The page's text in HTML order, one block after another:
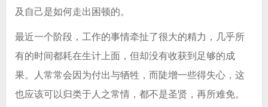
及自己是如何走出困顿的。
最近一个阶段，工作的事情牵扯了很大的精力，几乎所
有的时间都耗在生计上面，但却没有收获到足够的成
果。人常常会因为付出与牺牲，而陡增一些得失心，这
也应该可以归类于人之常情，都不是圣贤，再所难免。